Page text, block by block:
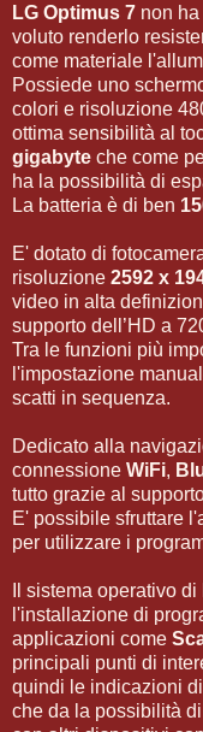
LG Optimus 7 non
voluto renderlo
come materiale
Possiede uno
colori e risoluzione
ottima sensibilità al
gigabyte che come
ha la possibilità di
La batteria è di ben
E' dotato di
risoluzione 2592 x
video in alta
supporto dell’HD a
Tra le funzioni più
l'impostazione
scatti in sequenza.
Dedicato alla
connessione WiFi,
tutto grazie al
E' possibile sfruttare
per utilizzare i
Il sistema operativo di
l'installazione di
applicazioni come
principali punti di
quindi le indicazioni
che da la possibilità